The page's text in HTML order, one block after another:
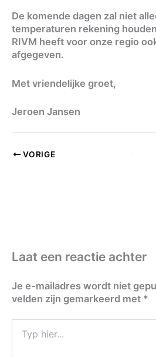
De komende dagen zal niet
temperaturen rekening
RIVM heeft voor onze regio
afgegeven.
Met vriendelijke groet,
Jeroen Jansen
VORIGE
Laat een reactie achter
Je e-mailadres wordt niet
velden zijn gemarkeerd met *
hier...